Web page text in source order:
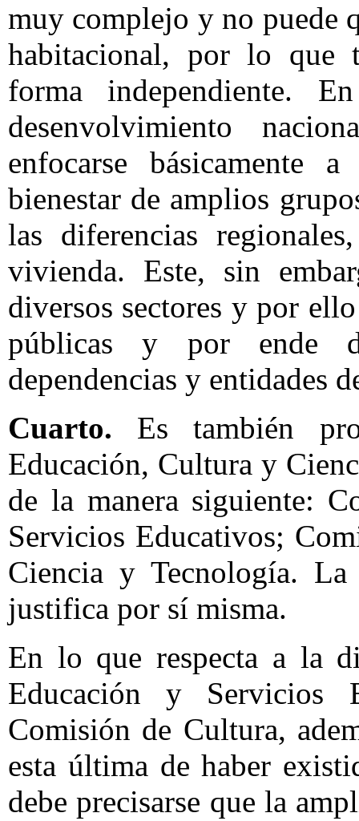
muy complejo y no puede
habitacional, por lo que
forma independiente.
desenvolvimiento
enfocarse básicamente
bienestar de amplios
las diferencias
vivienda. Este, sin
diversos sectores y por
públicas y por ende
dependencias y entidades
Cuarto. Es también
Educación, Cultura y
de la manera siguiente:
Servicios Educativos;
Ciencia y Tecnología. La
justifica por sí misma.
En lo que respecta a la
Educación y Servicios
Comisión de Cultura,
esta última de haber
debe precisarse que la